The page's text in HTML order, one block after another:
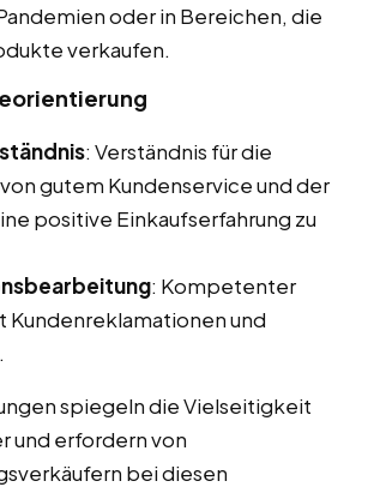
oder in Bereichen, die
verkaufen.
: Verständnis für die
gutem Kundenservice und der
positive Einkaufserfahrung zu
: Kompetenter
Kundenreklamationen und
spiegeln die Vielseitigkeit
und erfordern von
bei diesen